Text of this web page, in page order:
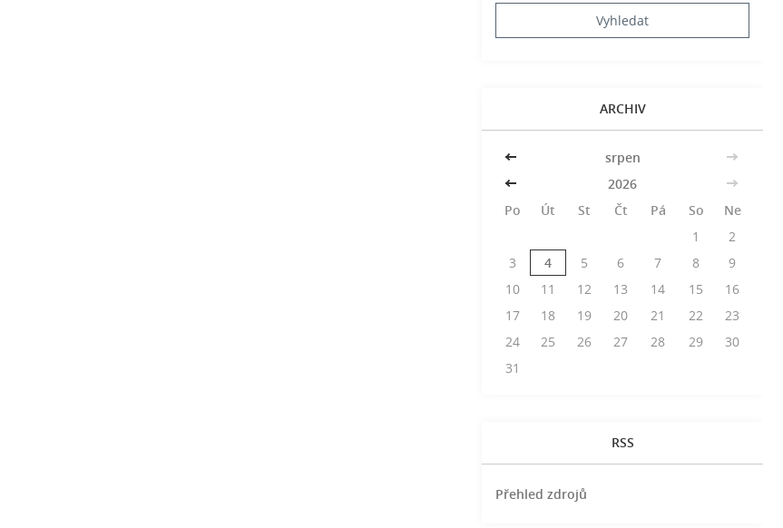
ARCHIV
<< srpen
>>
<<
2026
>>
Po
Út St Čt Pá So
Ne
1
2
3
4 5 6 7 8
9
10
11 12 13 14 15
16
17
18 19 20 21 22
23
24
25 26 27 28 29
30
31
RSS
Přehled zdrojů